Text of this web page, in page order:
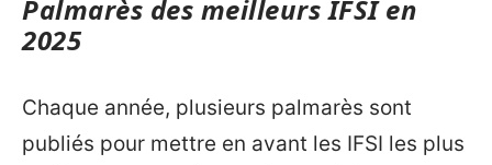
Palmarès des meilleurs IFSI en
2025
Chaque année, plusieurs palmarès sont
publiés pour mettre en avant les IFSI les plus